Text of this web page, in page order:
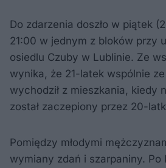
Do zdarzenia doszło w piątek
21:00 w jednym z bloków przy
osiedlu Czuby w Lublinie. Ze
wynika, że 21-latek wspólnie
wychodził z mieszkania, kiedy
został zaczepiony przez 20-
Pomiędzy młodymi
wymiany zdań i szarpaniny.